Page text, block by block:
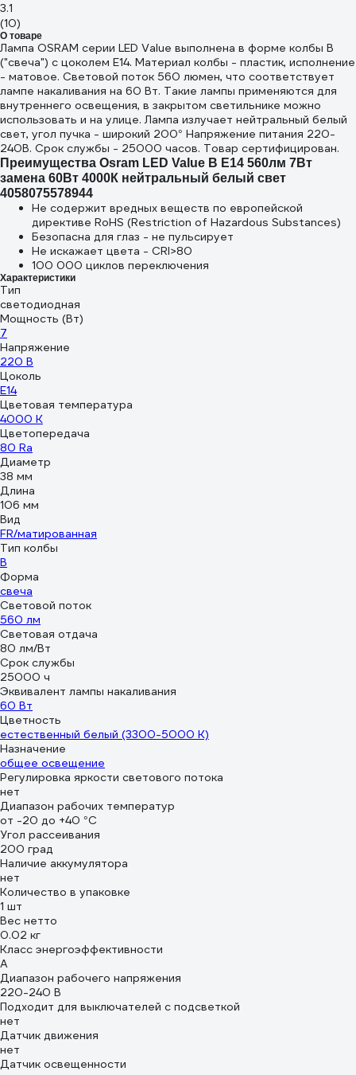
3.1
(10)
О товаре
Лампа OSRAM серии LED Value выполнена в форме колбы B
("свеча") с цоколем E14. Материал колбы - пластик, исполнение
- матовое. Световой поток 560 люмен, что соответствует
лампе накаливания на 60 Вт. Такие лампы применяются для
внутреннего освещения, в закрытом светильнике можно
использовать и на улице. Лампа излучает нейтральный белый
свет, угол пучка - широкий 200° Напряжение питания 220-
240В. Срок службы - 25000 часов. Товар сертифицирован.
Преимущества Osram LED Value B E14 560лм 7Вт
замена 60Вт 4000К нейтральный белый свет
4058075578944
Не содержит вредных веществ по европейской
директиве RoHS (Restriction of Hazardous Substances)
Безопасна для глаз - не пульсирует
Не искажает цвета - CRI>80
100 000 циклов переключения
Характеристики
Тип
светодиодная
Мощность (Вт)
7
Напряжение
220 В
Цоколь
E14
Цветовая температура
4000 К
Цветопередача
80 Ra
Диаметр
38 мм
Длина
106 мм
Вид
FR/матированная
Тип колбы
B
Форма
свеча
Световой поток
560 лм
Световая отдача
80 лм/Вт
Срок службы
25000 ч
Эквивалент лампы накаливания
60 Вт
Цветность
естественный белый (3300-5000 К)
Назначение
общее освещение
Регулировка яркости светового потока
нет
Диапазон рабочих температур
от -20 до +40 °С
Угол рассеивания
200 град
Наличие аккумулятора
нет
Количество в упаковке
1 шт
Вес нетто
0.02 кг
Класс энергоэффективности
A
Диапазон рабочего напряжения
220-240 В
Подходит для выключателей с подсветкой
нет
Датчик движения
нет
Датчик освещенности